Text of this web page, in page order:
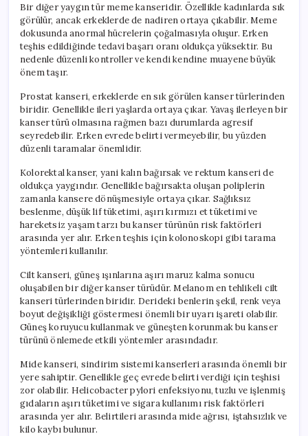
Bir diğer yaygın tür meme kanseridir. Özellikle kadınlarda sık
görülür, ancak erkeklerde de nadiren ortaya çıkabilir. Meme
dokusunda anormal hücrelerin çoğalmasıyla oluşur. Erken
teşhis edildiğinde tedavi başarı oranı oldukça yüksektir. Bu
nedenle düzenli kontroller ve kendi kendine muayene büyük
önem taşır.
Prostat kanseri, erkeklerde en sık görülen kanser türlerinden
biridir. Genellikle ileri yaşlarda ortaya çıkar. Yavaş ilerleyen bir
kanser türü olmasına rağmen bazı durumlarda agresif
seyredebilir. Erken evrede belirti vermeyebilir, bu yüzden
düzenli taramalar önemlidir.
Kolorektal kanser, yani kalın bağırsak ve rektum kanseri de
oldukça yaygındır. Genellikle bağırsakta oluşan poliplerin
zamanla kansere dönüşmesiyle ortaya çıkar. Sağlıksız
beslenme, düşük lif tüketimi, aşırı kırmızı et tüketimi ve
hareketsiz yaşam tarzı bu kanser türünün risk faktörleri
arasında yer alır. Erken teşhis için kolonoskopi gibi tarama
yöntemleri kullanılır.
Cilt kanseri, güneş ışınlarına aşırı maruz kalma sonucu
oluşabilen bir diğer kanser türüdür. Melanom en tehlikeli cilt
kanseri türlerinden biridir. Derideki benlerin şekil, renk veya
boyut değişikliği göstermesi önemli bir uyarı işareti olabilir.
Güneş koruyucu kullanmak ve güneşten korunmak bu kanser
türünü önlemede etkili yöntemler arasındadır.
Mide kanseri, sindirim sistemi kanserleri arasında önemli bir
yere sahiptir. Genellikle geç evrede belirti verdiği için teşhisi
zor olabilir. Helicobacter pylori enfeksiyonu, tuzlu ve işlenmiş
gıdaların aşırı tüketimi ve sigara kullanımı risk faktörleri
arasında yer alır. Belirtileri arasında mide ağrısı, iştahsızlık ve
kilo kaybı bulunur.